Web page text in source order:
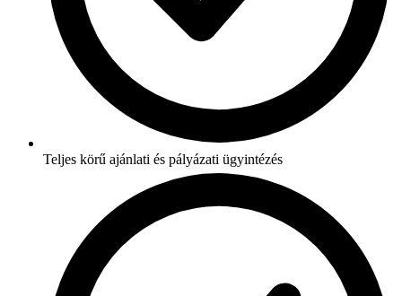
Teljes körű ajánlati és pályázati ügyintézés